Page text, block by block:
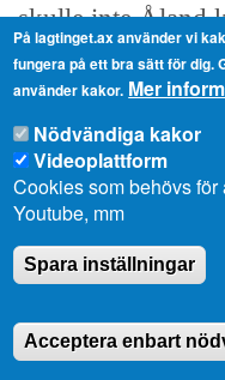
skulle inte Åland
miljöbokslut eller
politikerna fattade
förvaltningen
Lundberg,
På lagtinget.ax använder vi
fungera på ett bra sätt för dig.
använder kakor. Mer
Nödvändiga kakor
Videoplattform
Cookies som behövs
Youtube, mm
Spara inställningar
Acceptera enbart